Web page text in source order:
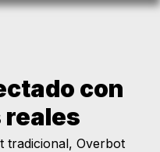
con
reales
tradicional, Overbot